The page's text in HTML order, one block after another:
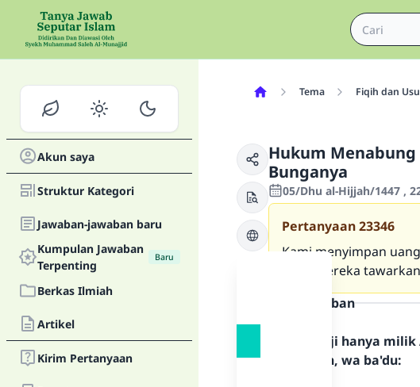
Akun saya
Struktur Kategori
Jawaban-jawaban baru
Kumpulan Jawaban
Terpenting
Baru
Berkas Ilmiah
Artikel
Kirim Pertanyaan
Tema Fiqih dan
Hukum
Bunganya
05/Dhu al-Hijjah/1447 ,
Pertanyaan23346
Kami menyimpan
yang mereka
Teks Jawaban
Segala puji hanya
Rasulullah, wa ba'du: